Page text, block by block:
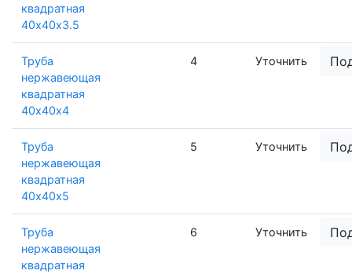
квадратная
40х40х3.5
Труба
нержавеющая
квадратная
40х40х4
4 Уточнить
Труба
нержавеющая
квадратная
40х40х5
5 Уточнить
Труба
нержавеющая
квадратная
6 Уточнить